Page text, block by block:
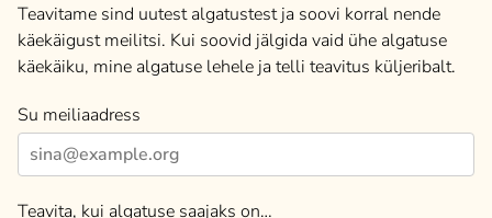
Teavitame sind uutest algatustest ja soovi korral nende
käekäigust meilitsi. Kui soovid jälgida vaid ühe algatuse
käekäiku, mine algatuse lehele ja telli teavitus küljeribalt.
Su meiliaadress
Teavita, kui algatuse saajaks on…